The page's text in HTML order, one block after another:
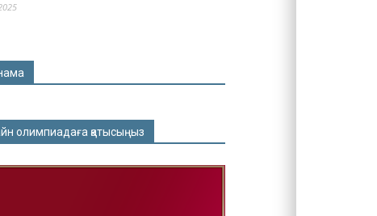
олимпиадаға қатысыңыз